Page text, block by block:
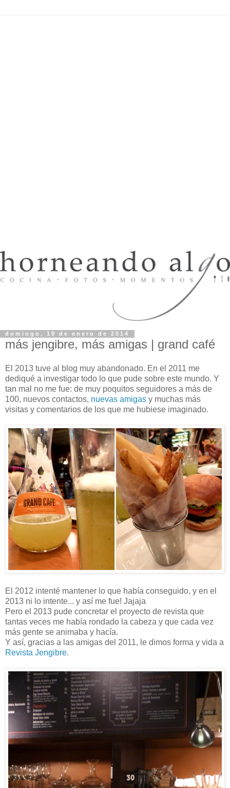
domingo, 19 de enero de 2014
más jengibre, más amigas | grand café
El 2013 tuve al blog muy abandonado. En el 2011 me
dediqué a investigar todo lo que pude sobre este mundo. Y
tan mal no me fue: de muy poquitos seguidores a más de
100, nuevos contactos, nuevas amigas y muchas más
visitas y comentarios de los que me hubiese imaginado.
El 2012 intenté mantener lo que había conseguido, y en el
2013 ni lo intente... y así me fue! Jajaja
Pero el 2013 pude concretar el proyecto de revista que
tantas veces me había rondado la cabeza y que cada vez
más gente se animaba y hacía.
Y así, gracias a las amigas del 2011, le dimos forma y vida a
Revista Jengibre.